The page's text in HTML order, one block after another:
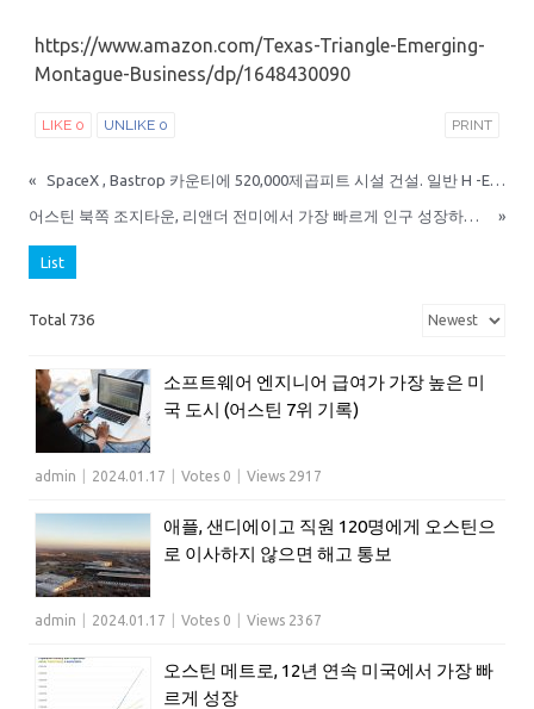
https://www.amazon.com/Texas-Triangle-Emerging-
Montague-Business/dp/1648430090
LIKE 0 UNLIKE 0 PRINT
« SpaceX , Bastrop 카운티에 520,000제곱피트 시설 건설. 일반 H -E-B보다 5배 더 큰 창고에서 곧 건설이 시작될 수 있어
어스틴 북쪽 조지타운, 리앤더 전미에서 가장 빠르게 인구 성장하는 도시 »
List
Total 736
소프트웨어 엔지니어 급여가 가장 높은 미
국 도시 (어스틴 7위 기록)
admin 2024.01.17 Votes 0 Views 2917
애플, 샌디에이고 직원 120명에게 오스틴으
로 이사하지 않으면 해고 통보
admin 2024.01.17 Votes 0 Views 2367
오스틴 메트로, 12년 연속 미국에서 가장 빠
르게 성장